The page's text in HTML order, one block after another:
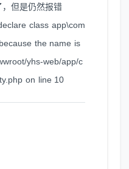
但是仍然报错
class app\com
the name is
yhs-web/app/c
on line 10